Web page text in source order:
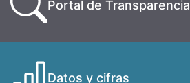
Portal de Transparencia
Datos y cifras